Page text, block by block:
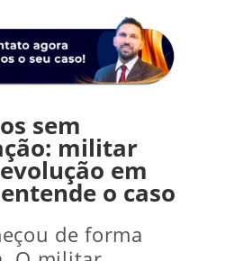
sem
militar
em
o caso
de forma